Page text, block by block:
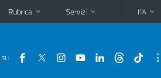
Rubrica Servizi ITA